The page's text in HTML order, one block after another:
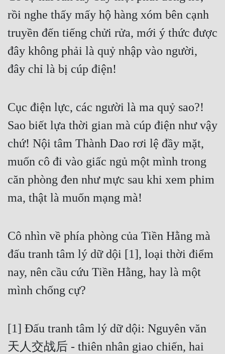
rồi nghe thấy mấy hộ hàng xóm bên cạnh
truyền đến tiếng chửi rửa, mới ý thức được
đây không phải là quỷ nhập vào người,
đây chỉ là bị cúp điện!
Cục điện lực, các người là ma quỷ sao?!
Sao biết lựa thời gian mà cúp điện như vậy
chứ! Nội tâm Thành Dao rơi lệ đầy mặt,
muốn cô đi vào giấc ngủ một mình trong
căn phòng đen như mực sau khi xem phim
ma, thật là muốn mạng mà!
Cô nhìn về phía phòng của Tiền Hằng mà
đấu tranh tâm lý dữ dội [1], loại thời điểm
nay, nên cầu cứu Tiền Hằng, hay là một
mình chống cự?
[1] Đấu tranh tâm lý dữ dội: Nguyên văn
天人交战后 - thiên nhân giao chiến, hai